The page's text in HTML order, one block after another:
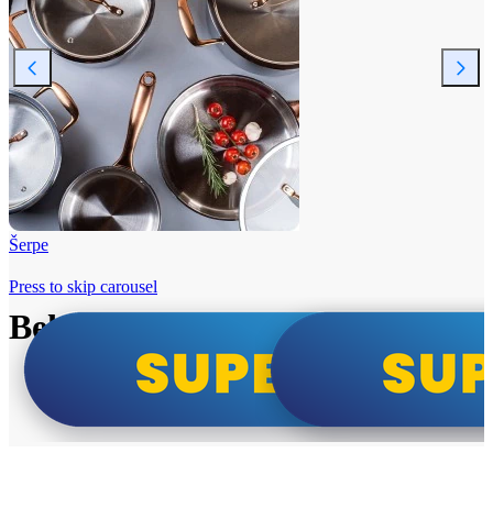
Šerpe
Beko i Tesla super cene
Press to skip carousel